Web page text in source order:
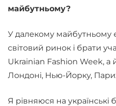
майбутньому?
У далекому майбутньому
світовий ринок і брати
Ukrainian Fashion Week, а
Лондоні, Нью-Йорку,
Я рівняюся на українські